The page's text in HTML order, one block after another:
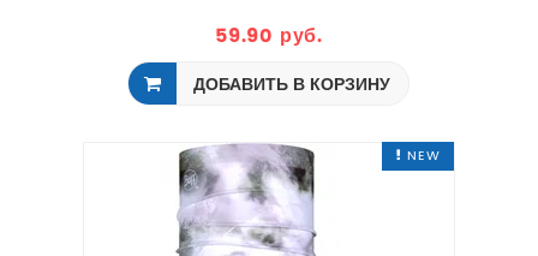
59.90 руб.
ДОБАВИТЬ В КОРЗИНУ
NEW